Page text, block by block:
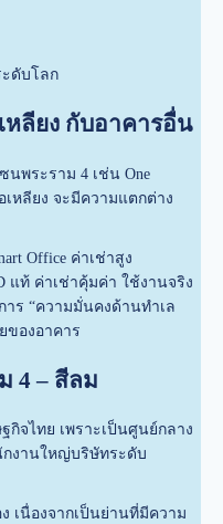
ดับโลก
หลียง กับอาคารอื่น
นพระราม 4 เช่น One
เหลียง จะมีความแตกต่าง
Office ค่าเช่าสูง
แท้ ค่าเช่าคุ้มค่า ใช้งานจริง
ร “ความมั่นคงด้านทำเล
ของอาคาร
4 – สีลม
กิจไทย เพราะเป็นศูนย์กลาง
กงานใหญ่บริษัทระดับ
เนื่องจากเป็นย่านที่มีความ